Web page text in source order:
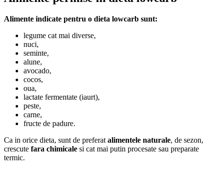
Alimente indicate pentru o dieta lowcarb sunt:
legume cat mai diverse,
nuci,
seminte,
alune,
avocado,
cocos,
oua,
lactate fermentate (iaurt),
peste,
carne,
fructe de padure.
Ca in orice dieta, sunt de preferat alimentele naturale, de sezon,
crescute fara chimicale si cat mai putin procesate sau preparate
termic.